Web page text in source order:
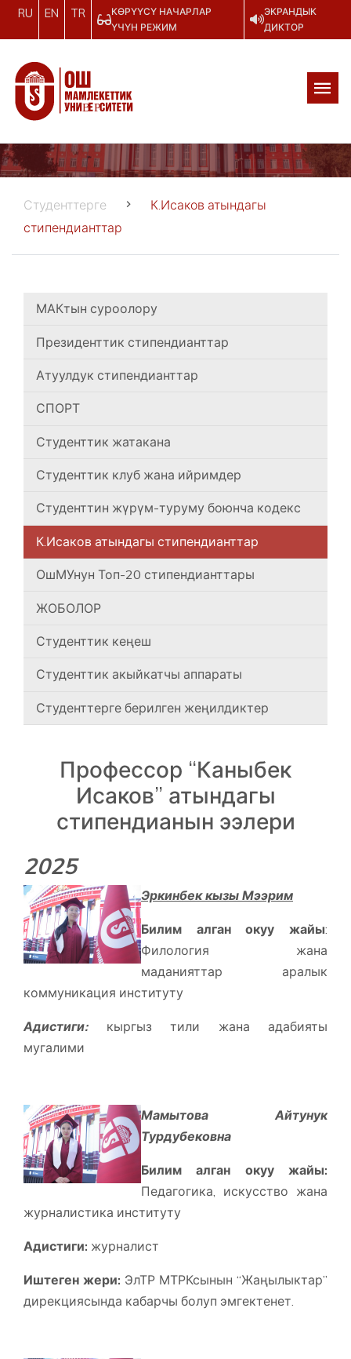
RU EN TR
КӨРҮҮСҮ НАЧАРЛАР
ҮЧҮН РЕЖИМ
ЭКРАНДЫК
ДИКТОР
Студенттерге
К.Исаков атындагы
стипендианттар
МАКтын суроолору
Президенттик стипендианттар
Атуулдук стипендианттар
СПОРТ
Студенттик жатакана
Студенттик клуб жана ийримдер
Студенттин жүрүм-туруму боюнча кодекс
К.Исаков атындагы стипендианттар
ОшМУнун Топ-20 стипендианттары
ЖОБОЛОР
Студенттик кеңеш
Студенттик акыйкатчы аппараты
Студенттерге берилген жеңилдиктер
Профессор “Каныбек
Исаков” атындагы
стипендианын ээлери
2025
Эркинбек кызы Мээрим
Билим алган окуу жайы:
Филология жана
маданияттар аралык
коммуникация институту
Адистиги:кыргыз тили жана адабияты
мугалими
Мамытова Айтунук
Турдубековна
Билим алган окуу жайы:
Педагогика, искусство жана
журналистика институту
Адистиги: журналист
Иштеген жери: ЭлТР МТРКсынын “Жаңылыктар”
дирекциясында кабарчы болуп эмгектенет.